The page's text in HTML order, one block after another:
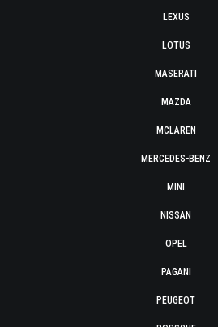
LEXUS
LOTUS
MASERATI
MAZDA
MCLAREN
MERCEDES-BENZ
MINI
NISSAN
OPEL
PAGANI
PEUGEOT